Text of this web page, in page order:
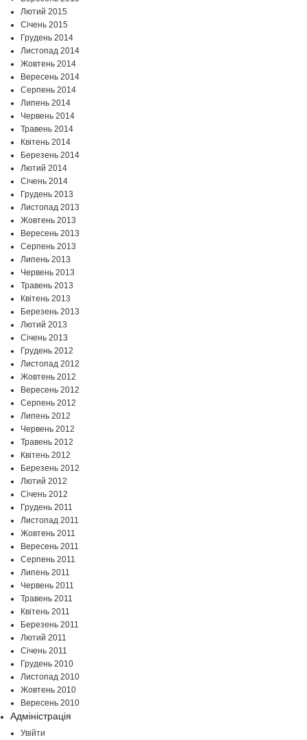
Лютий 2015
Січень 2015
Грудень 2014
Листопад 2014
Жовтень 2014
Вересень 2014
Серпень 2014
Липень 2014
Червень 2014
Травень 2014
Квітень 2014
Березень 2014
Лютий 2014
Січень 2014
Грудень 2013
Листопад 2013
Жовтень 2013
Вересень 2013
Серпень 2013
Липень 2013
Червень 2013
Травень 2013
Квітень 2013
Березень 2013
Лютий 2013
Січень 2013
Грудень 2012
Листопад 2012
Жовтень 2012
Вересень 2012
Серпень 2012
Липень 2012
Червень 2012
Травень 2012
Квітень 2012
Березень 2012
Лютий 2012
Січень 2012
Грудень 2011
Листопад 2011
Жовтень 2011
Вересень 2011
Серпень 2011
Липень 2011
Червень 2011
Травень 2011
Квітень 2011
Березень 2011
Лютий 2011
Січень 2011
Грудень 2010
Листопад 2010
Жовтень 2010
Вересень 2010
Адміністрація
Увійти